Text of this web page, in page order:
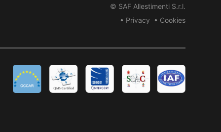
© SAF Allestimenti S.r.l.
• Privacy
• Cookies